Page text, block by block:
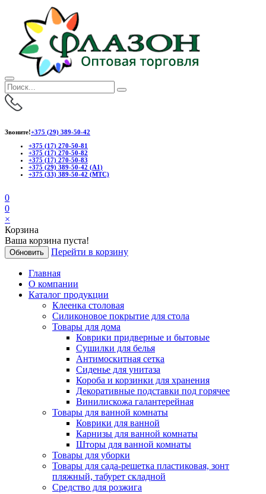
Звоните!+375 (29) 389-50-42
+375 (17) 270-50-81
+375 (17) 270-50-82
+375 (17) 270-50-83
+375 (29) 389-50-42 (А1)
+375 (33) 389-50-42 (МТС)
0
0
×
Корзина
Ваша корзина пуста!
Обновить Перейти в корзину
Главная
О компании
Каталог продукции
Клеенка столовая
Силиконовое покрытие для стола
Товары для дома
Коврики придверные и бытовые
Сушилки для белья
Антимоскитная сетка
Сиденье для унитаза
Короба и корзинки для хранения
Декоративные подставки под горячее
Винилискожа галантерейная
Товары для ванной комнаты
Коврики для ванной
Карнизы для ванной комнаты
Шторы для ванной комнаты
Товары для уборки
Товары для сада-решетка пластиковая, зонт
пляжный, табурет складной
Средство для розжига